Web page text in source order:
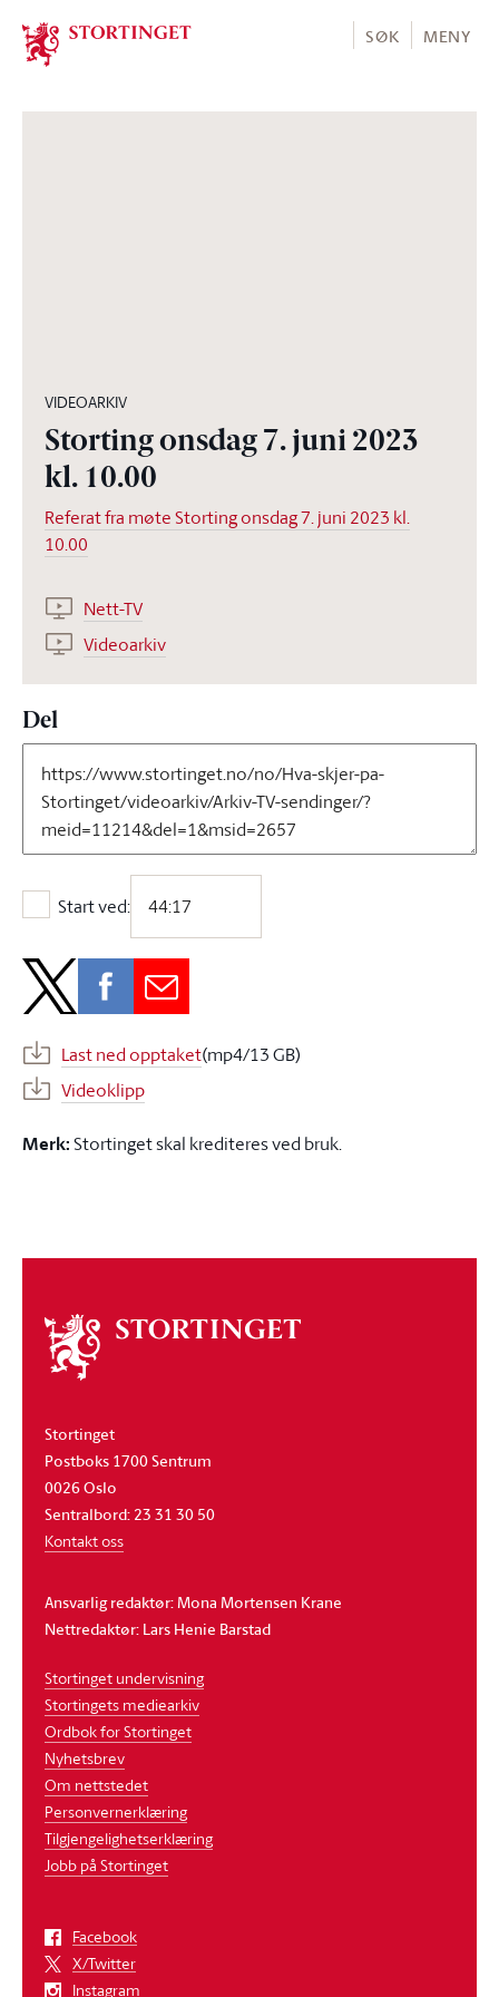
Stortinget.no
SØK MENY
VIDEOARKIV
Storting onsdag 7. juni 2023
kl. 10.00
Referat fra møte Storting onsdag 7. juni 2023 kl.
10.00
Nett-TV
Videoarkiv
Del
Start ved:
Start ved:
Last ned opptaket(mp4/13 GB)
Videoklipp
Merk:Stortinget skal krediteres ved bruk.
Om
stortinget
Stortinget
Postboks 1700 Sentrum
0026 Oslo
Sentralbord: 23 31 30 50
Kontakt oss
Ansvarlig redaktør: Mona Mortensen Krane
Nettredaktør: Lars Henie Barstad
Stortinget undervisning
Stortingets mediearkiv
Ordbok for Stortinget
Nyhetsbrev
Om nettstedet
Personvernerklæring
Tilgjengelighetserklæring
Jobb på Stortinget
Facebook
X/Twitter
Instagram